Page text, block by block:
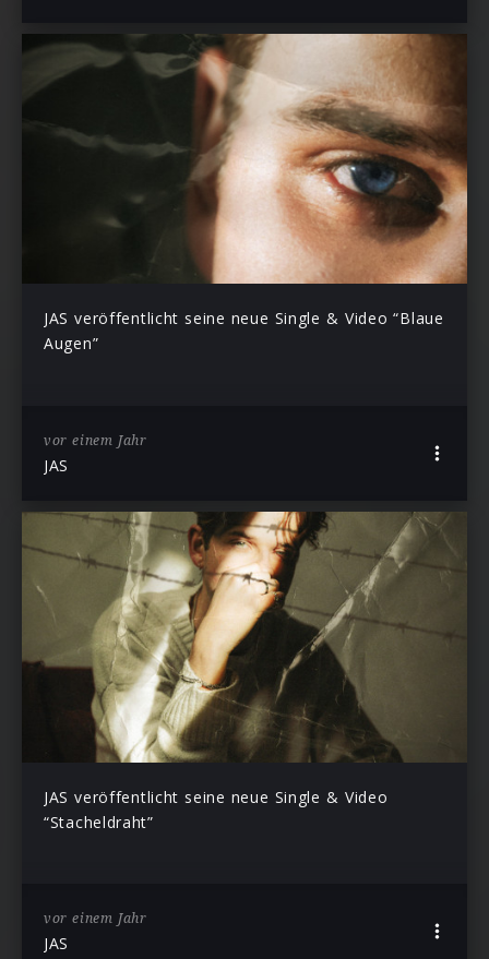
JAS veröffentlicht seine neue Single & Video “Blaue
Augen”
vor einem Jahr
JAS
JAS veröffentlicht seine neue Single & Video
“Stacheldraht”
vor einem Jahr
JAS